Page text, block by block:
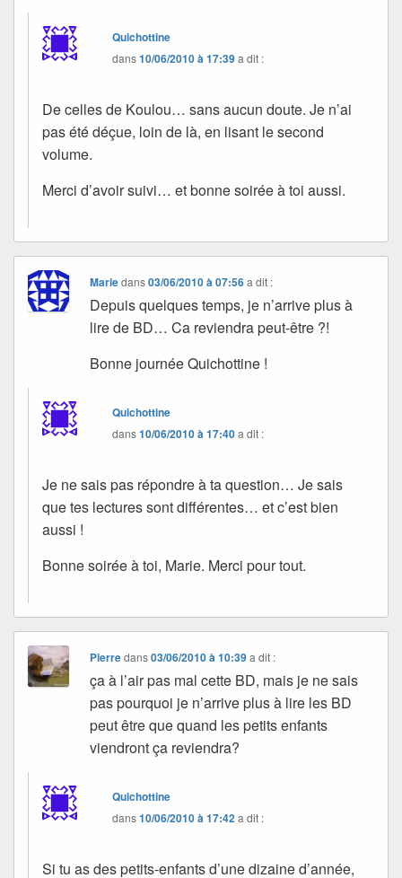
Quichottine
dans10/06/2010 à 17:39a dit :
De celles de Koulou… sans aucun doute. Je n’ai
pas été déçue, loin de là, en lisant le second
volume.
Merci d’avoir suivi… et bonne soirée à toi aussi.
Mariedans03/06/2010 à 07:56 a dit :
Depuis quelques temps, je n’arrive plus à
lire de BD… Ca reviendra peut-être ?!
Bonne journée Quichottine !
Quichottine
dans10/06/2010 à 17:40a dit :
Je ne sais pas répondre à ta question… Je sais
que tes lectures sont différentes… et c’est bien
aussi !
Bonne soirée à toi, Marie. Merci pour tout.
Pierredans03/06/2010 à 10:39 a dit :
ça à l’air pas mal cette BD, mais je ne sais
pas pourquoi je n’arrive plus à lire les BD
peut être que quand les petits enfants
viendront ça reviendra?
Quichottine
dans10/06/2010 à 17:42a dit :
Si tu as des petits-enfants d’une dizaine d’année,